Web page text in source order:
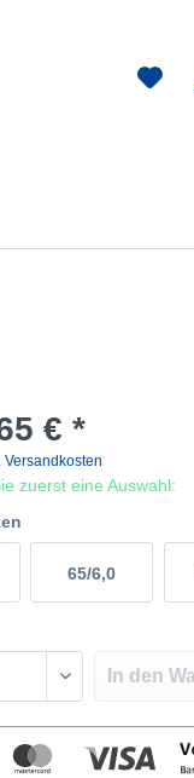
€ *
Versandkosten
zuerst eine Auswahl:
65/6,0
In den